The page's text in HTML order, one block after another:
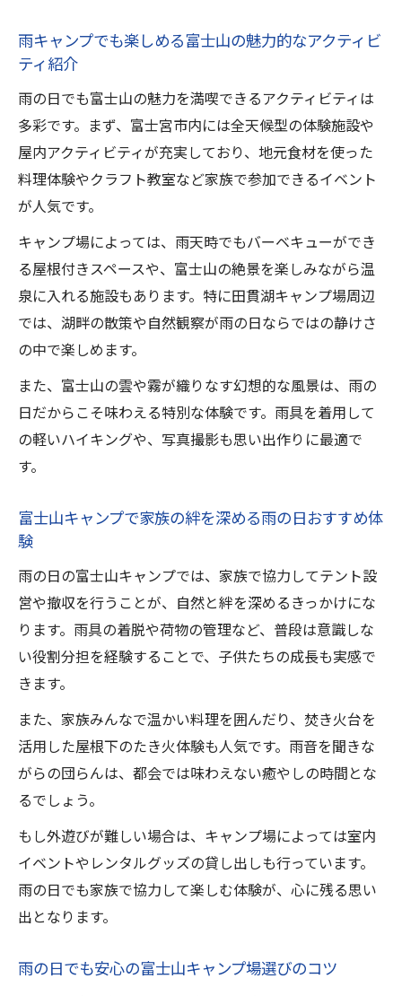
テムと活用法
営ポイント
雨の日の富士山キャンプで家族が楽しめる
工夫とは
家族と一緒に安全な雨キャンプを実現するコツ
雨キャンプ時の富士山で気を付けたい安全
ポイント
富士宮市で家族が安心できる富士山キャン
富士山キャンプで子連れにも優しい雨天時
の工夫
雨天時に役立つ富士山キャンプの最新知識
情報
雨でも楽しい富士山キャンプ場の新しい利
用方法
富士山キャンプの雨天対応ノウハウとおす
富士宮市の富士山キャンプ場で知っておき
たい最新情報
雨の日も快適な富士山キャンプの最新事情
をチェック
富士宮市で安心して過ごせる雨キャンプ体験へ
富士山キャンプで家族が安心できる富士宮
市の工夫
雨キャンプでも快適な富士宮市のおすすめ
富士宮市で実現する富士山キャンプの安心
雨キャンプでも楽しめる富士山の魅力的なアクティビ
ティ紹介
雨の日でも富士山の魅力を満喫できるアクティビティは
多彩です。まず、富士宮市内には全天候型の体験施設や
屋内アクティビティが充実しており、地元食材を使った
料理体験やクラフト教室など家族で参加できるイベント
が人気です。
キャンプ場によっては、雨天時でもバーベキューができ
る屋根付きスペースや、富士山の絶景を楽しみながら温
泉に入れる施設もあります。特に田貫湖キャンプ場周辺
では、湖畔の散策や自然観察が雨の日ならではの静けさ
の中で楽しめます。
また、富士山の雲や霧が織りなす幻想的な風景は、雨の
日だからこそ味わえる特別な体験です。雨具を着用して
の軽いハイキングや、写真撮影も思い出作りに最適で
す。
富士山キャンプで家族の絆を深める雨の日おすすめ体
験
雨の日の富士山キャンプでは、家族で協力してテント設
営や撤収を行うことが、自然と絆を深めるきっかけにな
ります。雨具の着脱や荷物の管理など、普段は意識しな
い役割分担を経験することで、子供たちの成長も実感で
きます。
また、家族みんなで温かい料理を囲んだり、焚き火台を
活用した屋根下のたき火体験も人気です。雨音を聞きな
がらの団らんは、都会では味わえない癒やしの時間とな
るでしょう。
もし外遊びが難しい場合は、キャンプ場によっては室内
イベントやレンタルグッズの貸し出しも行っています。
雨の日でも家族で協力して楽しむ体験が、心に残る思い
出となります。
雨の日でも安心の富士山キャンプ場選びのコツ